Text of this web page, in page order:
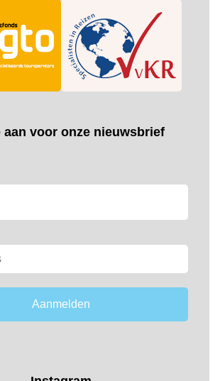
aan voor onze nieuwsbrief
Aanmelden